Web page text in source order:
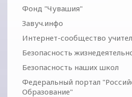
Фонд "Чувашия"
Завуч.инфо
Интернет-сообщество
Безопасность
Безопасность наших школ
Федеральный портал
Образование"